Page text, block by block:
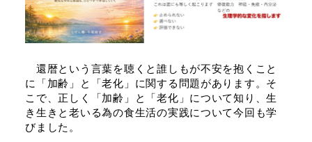
還暦という言葉を聴くと誰しもが不安を抱くこと
に「加齢」と「老化」に関する問題があります。そ
こで、正しく「加齢」と「老化」について知り、生
き生きと老いる為の食生活の実践について今回も学
びました。